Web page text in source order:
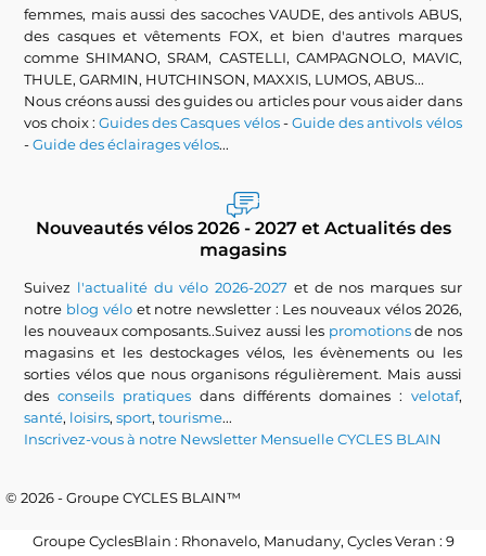
femmes, mais aussi des sacoches VAUDE, des antivols ABUS,
des casques et vêtements FOX, et bien d'autres marques
comme SHIMANO, SRAM, CASTELLI, CAMPAGNOLO, MAVIC,
THULE, GARMIN, HUTCHINSON, MAXXIS, LUMOS, ABUS...
Nous créons aussi des guides ou articles pour vous aider dans
vos choix :Guides des Casques vélos-Guide des antivols vélos
-Guide des éclairages vélos...
Nouveautés vélos 2026 - 2027 et Actualités des
magasins
Suivez l'actualité du vélo 2026-2027 et de nos marques sur
notre blog véloet notre newsletter : Les nouveaux vélos 2026,
les nouveaux composants..Suivez aussi les promotionsde nos
magasins et les destockages vélos, les évènements ou les
sorties vélos que nous organisons régulièrement. Mais aussi
desconseils pratiques dans différents domaines : velotaf,
santé, loisirs,sport,tourisme...
Inscrivez-vous à notre Newsletter Mensuelle CYCLES BLAIN
© 2026 - Groupe CYCLES BLAIN™
Groupe CyclesBlain : Rhonavelo, Manudany, Cycles Veran : 9